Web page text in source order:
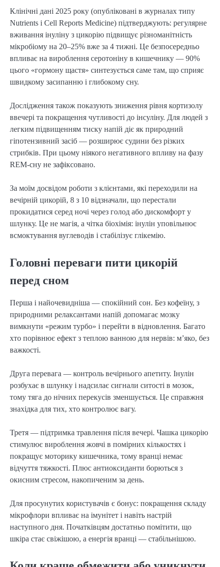
Клінічні дані 2025 року (опубліковані в журналах типу
Nutrients і Cell Reports Medicine) підтверджують: регулярне
вживання інуліну з цикорію підвищує різноманітність
мікробіому на 20–25% вже за 4 тижні. Це безпосередньо
впливає на вироблення серотоніну в кишечнику — 90%
цього «гормону щастя» синтезується саме там, що сприяє
швидкому засипанню і глибокому сну.
Дослідження також показують зниження рівня кортизолу
ввечері та покращення чутливості до інсуліну. Для людей з
легким підвищенням тиску напій діє як природний
гіпотензивний засіб — розширює судини без різких
стрибків. При цьому ніякого негативного впливу на фазу
REM-сну не зафіксовано.
За моїм досвідом роботи з клієнтами, які переходили на
вечірній цикорій, 8 з 10 відзначали, що перестали
прокидатися серед ночі через голод або дискомфорт у
шлунку. Це не магія, а чітка біохімія: інулін уповільнює
всмоктування вуглеводів і стабілізує глікемію.
Головні переваги пити цикорій
перед сном
Перша і найочевидніша — спокійний сон. Без кофеїну, з
природними релаксантами напій допомагає мозку
вимкнути «режим турбо» і перейти в відновлення. Багато
хто порівнює ефект з теплою ванною для нервів: м’яко, без
важкості.
Друга перевага — контроль вечірнього апетиту. Інулін
розбухає в шлунку і надсилає сигнали ситості в мозок,
тому тяга до нічних перекусів зменшується. Це справжня
знахідка для тих, хто контролює вагу.
Третя — підтримка травлення після вечері. Чашка цикорію
стимулює вироблення жовчі в помірних кількостях і
покращує моторику кишечника, тому вранці немає
відчуття тяжкості. Плюс антиоксиданти борються з
окисним стресом, накопиченим за день.
Для просунутих користувачів є бонус: покращення складу
мікрофлори впливає на імунітет і навіть настрій
наступного дня. Початківцям достатньо помітити, що
шкіра стає свіжішою, а енергія вранці — стабільнішою.